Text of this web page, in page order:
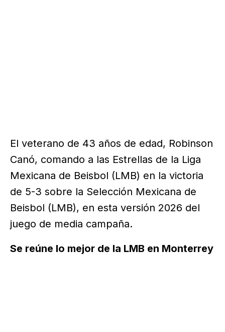
El veterano de 43 años de edad, Robinson
Canó, comando a las Estrellas de la Liga
Mexicana de Beisbol (LMB) en la victoria
de 5-3 sobre la Selección Mexicana de
Beisbol (LMB), en esta versión 2026 del
juego de media campaña.
Se reúne lo mejor de la LMB en Monterrey